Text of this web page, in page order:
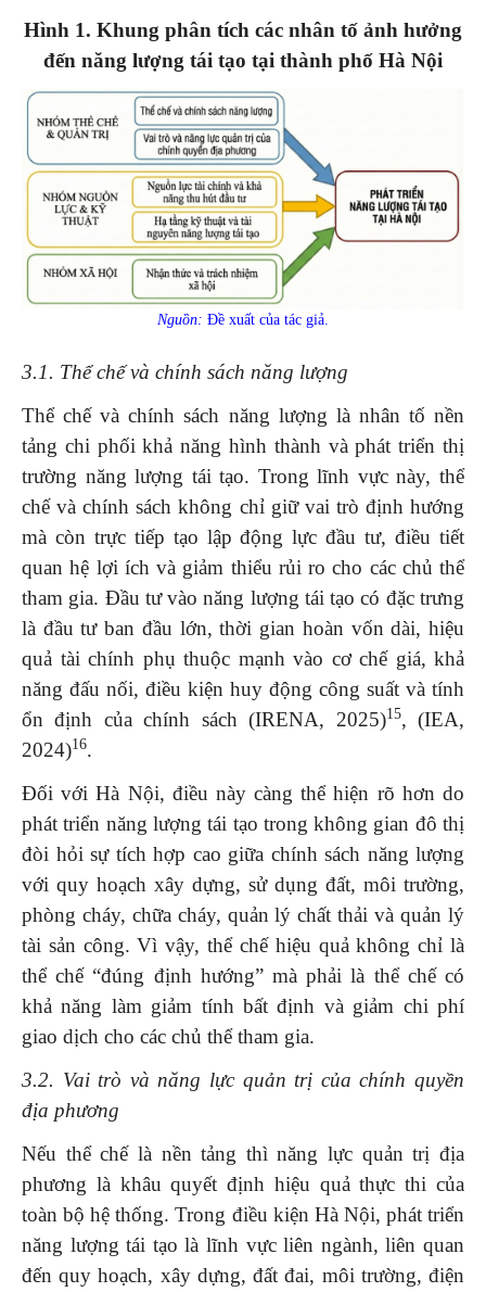
Hình 1. Khung phân tích các nhân tố ảnh hưởng
đến năng lượng tái tạo tại thành phố Hà Nội
Nguồn: Đề xuất của tác giả.
3.1. Thể chế và chính sách năng lượng
Thể chế và chính sách năng lượng là nhân tố nền
tảng chi phối khả năng hình thành và phát triển thị
trường năng lượng tái tạo. Trong lĩnh vực này, thể
chế và chính sách không chỉ giữ vai trò định hướng
mà còn trực tiếp tạo lập động lực đầu tư, điều tiết
quan hệ lợi ích và giảm thiểu rủi ro cho các chủ thể
tham gia. Đầu tư vào năng lượng tái tạo có đặc trưng
là đầu tư ban đầu lớn, thời gian hoàn vốn dài, hiệu
quả tài chính phụ thuộc mạnh vào cơ chế giá, khả
năng đấu nối, điều kiện huy động công suất và tính
ổn định của chính sách (IRENA, 2025)15, (IEA,
2024)16.
Đối với Hà Nội, điều này càng thể hiện rõ hơn do
phát triển năng lượng tái tạo trong không gian đô thị
đòi hỏi sự tích hợp cao giữa chính sách năng lượng
với quy hoạch xây dựng, sử dụng đất, môi trường,
phòng cháy, chữa cháy, quản lý chất thải và quản lý
tài sản công. Vì vậy, thể chế hiệu quả không chỉ là
thể chế “đúng định hướng” mà phải là thể chế có
khả năng làm giảm tính bất định và giảm chi phí
giao dịch cho các chủ thể tham gia.
3.2. Vai trò và năng lực quản trị của chính quyền
địa phương
Nếu thể chế là nền tảng thì năng lực quản trị địa
phương là khâu quyết định hiệu quả thực thi của
toàn bộ hệ thống. Trong điều kiện Hà Nội, phát triển
năng lượng tái tạo là lĩnh vực liên ngành, liên quan
đến quy hoạch, xây dựng, đất đai, môi trường, điện